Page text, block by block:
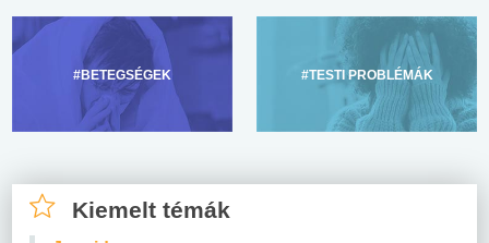
#BETEGSÉGEK #TESTI PROBLÉMÁK
Kiemelt témák